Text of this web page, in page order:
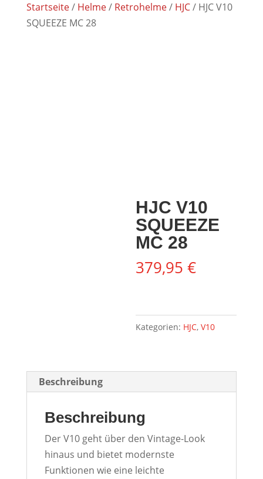
Startseite/ Helme/ Retrohelme/ HJC/ HJC V10
SQUEEZE MC 28
HJC V10
SQUEEZE
MC 28
379,95€
Kategorien: HJC,V10
Beschreibung
Beschreibung
Der V10 geht über den Vintage-Look
hinaus und bietet modernste
Funktionen wie eine leichte